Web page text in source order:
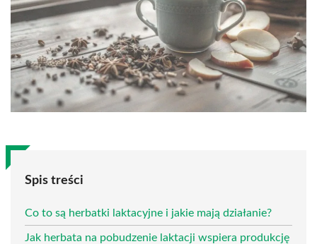
Spis treści
Co to są herbatki laktacyjne i jakie mają działanie?
Jak herbata na pobudzenie laktacji wspiera produkcję